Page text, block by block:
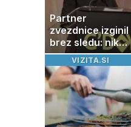
Partner
zvezdnice izginil
brez sledu: nikoli
ga niso našli,
nato je prišla še
ena tragedija
VIZITA.SI